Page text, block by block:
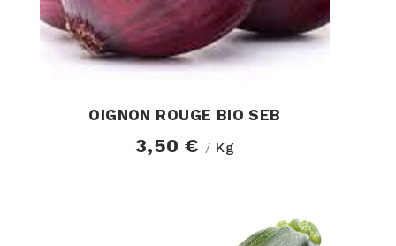
OIGNON ROUGE BIO SEB
3,50 € / Kg